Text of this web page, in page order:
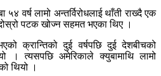
वर्ष लामो अन्तर्विरोधलाई थाँती राख्दै एक
पटक खोज्न सहमत भएका थिए ।
क्रान्तिको दुई वर्षपछि दुई देशबीचको
। त्यसपछि अमेरिकाले क्युबामाथि लामो
थियो ।